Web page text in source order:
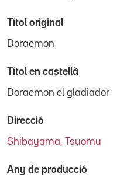
Títol original
Doraemon
Títol en castellà
Doraemon el gladiador
Direcció
Shibayama, Tsuomu
Any de producció